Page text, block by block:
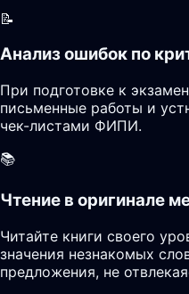
📝
Анализ ошибок по
При подготовке к
письменные работы и
чек-листами ФИПИ.
📚
Чтение в оригинале
Читайте книги своего
значения незнакомых
предложения, не